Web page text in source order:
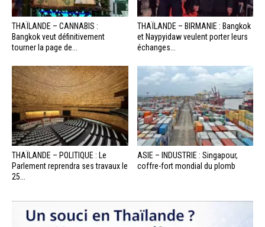
THAÏLANDE – CANNABIS :
Bangkok veut définitivement
tourner la page de...
THAÏLANDE – BIRMANIE : Bangkok
et Naypyidaw veulent porter leurs
échanges...
THAÏLANDE – POLITIQUE : Le
Parlement reprendra ses travaux le
25...
ASIE – INDUSTRIE : Singapour,
coffre-fort mondial du plomb